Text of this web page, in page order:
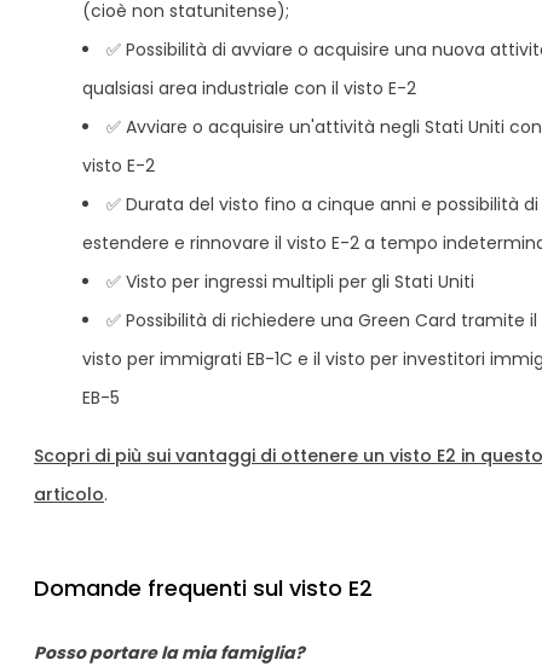
(cioè non statunitense);
✅ Possibilità di avviare o acquisire una nuova
qualsiasi area industriale con il visto E-2
✅ Avviare o acquisire un'attività negli Stati Uniti
visto E-2
✅ Durata del visto fino a cinque anni e possibilità di
estendere e rinnovare il visto E-2 a tempo
✅ Visto per ingressi multipli per gli Stati Uniti
✅ Possibilità di richiedere una Green Card tramite il
visto per immigrati EB-1C e il visto per investitori
EB-5
Scopri di più sui vantaggi di ottenere un visto E2 in questo
articolo.
Domande frequenti sul visto E2
Posso portare la mia famiglia?